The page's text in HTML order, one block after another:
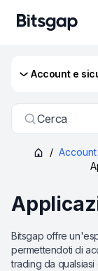
Account e
Cerca
/
Bitsgap offre
permettendoti di
trading da